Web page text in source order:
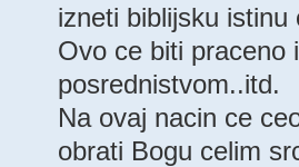
izneti biblijsku istinu
Ovo ce biti praceno
posrednistvom..itd.
Na ovaj nacin ce
obrati Bogu celim